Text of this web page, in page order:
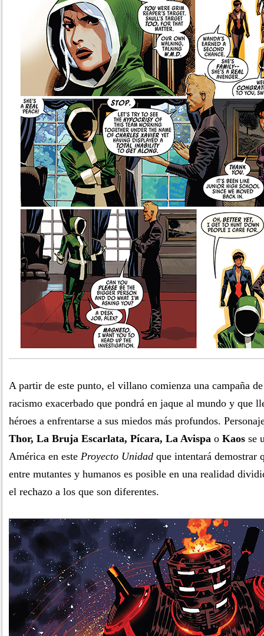
A partir de este punto, el villano comienza una campaña
racismo exacerbado que pondrá en jaque al mundo y que
héroes a enfrentarse a sus miedos más profundos.
Thor, La Bruja Escarlata, Pícara, La Avispa o Kaos se
América en este Proyecto Unidad que intentará demostrar
entre mutantes y humanos es posible en una realidad
el rechazo a los que son diferentes.